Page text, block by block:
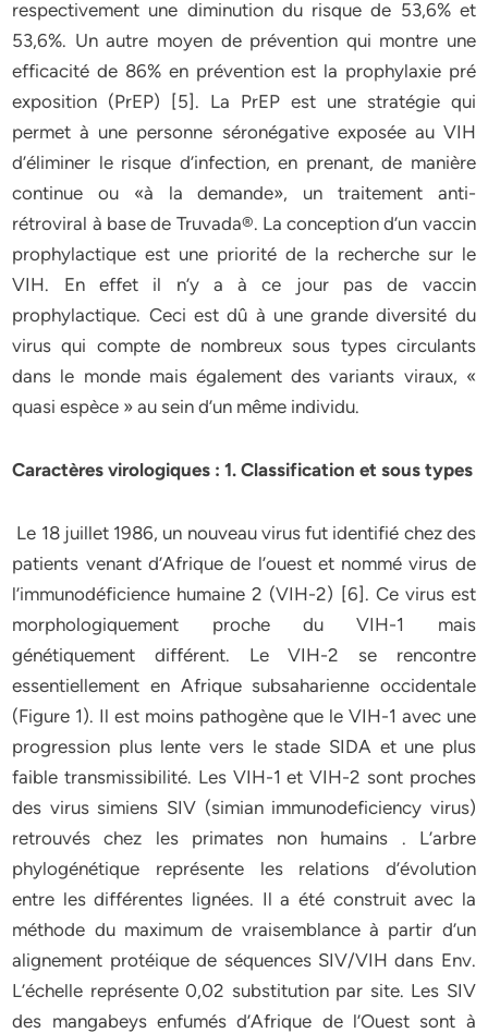
respectivement une diminution du risque de 53,6% et
53,6%. Un autre moyen de prévention qui montre une
efficacité de 86% en prévention est la prophylaxie pré
exposition (PrEP) [5]. La PrEP est une stratégie qui
permet à une personne séronégative exposée au VIH
d’éliminer le risque d’infection, en prenant, de manière
continue ou «à la demande», un traitement anti-
rétroviral à base de Truvada®. La conception d’un vaccin
prophylactique est une priorité de la recherche sur le
VIH. En effet il n’y a à ce jour pas de vaccin
prophylactique. Ceci est dû à une grande diversité du
virus qui compte de nombreux sous types circulants
dans le monde mais également des variants viraux, «
quasi espèce » au sein d’un même individu.
Caractères virologiques : 1. Classification et sous types
Le 18 juillet 1986, un nouveau virus fut identifié chez des
patients venant d’Afrique de l’ouest et nommé virus de
l’immunodéficience humaine 2 (VIH-2) [6]. Ce virus est
morphologiquement proche du VIH-1 mais
génétiquement différent. Le VIH-2 se rencontre
essentiellement en Afrique subsaharienne occidentale
(Figure 1). Il est moins pathogène que le VIH-1 avec une
progression plus lente vers le stade SIDA et une plus
faible transmissibilité. Les VIH-1 et VIH-2 sont proches
des virus simiens SIV (simian immunodeficiency virus)
retrouvés chez les primates non humains . L’arbre
phylogénétique représente les relations d’évolution
entre les différentes lignées. Il a été construit avec la
méthode du maximum de vraisemblance à partir d’un
alignement protéique de séquences SIV/VIH dans Env.
L’échelle représente 0,02 substitution par site. Les SIV
des mangabeys enfumés d’Afrique de l’Ouest sont à